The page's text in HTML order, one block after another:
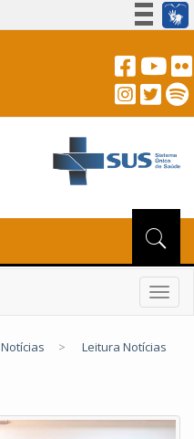
Acesso à informação
Canais
Notícias > Leitura Notícias